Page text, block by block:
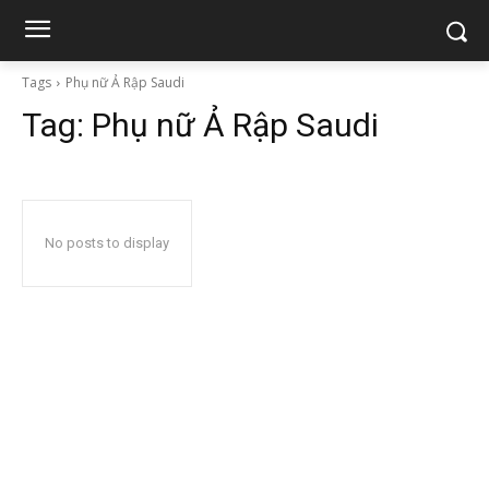
Tags Phụ nữ Ả Rập Saudi
Tag: Phụ nữ Ả Rập Saudi
No posts to display